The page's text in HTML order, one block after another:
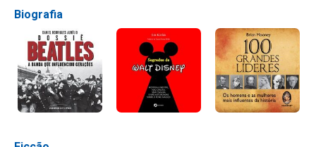
Biografia